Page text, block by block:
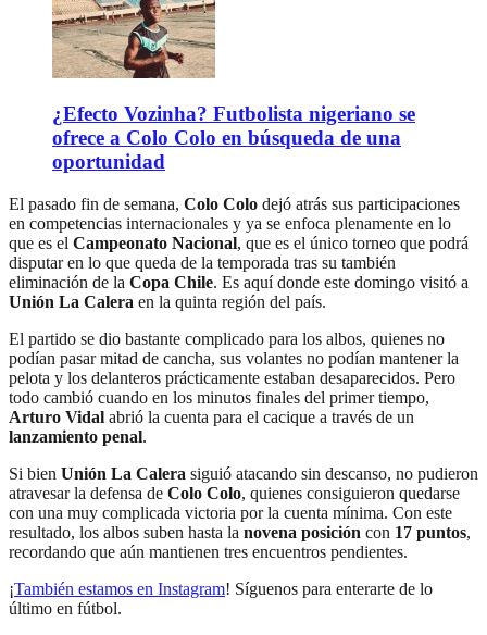
¿Efecto Vozinha? Futbolista nigeriano se
ofrece a Colo Colo en búsqueda de una
oportunidad
El pasado fin de semana, Colo Colo dejó atrás sus participaciones
en competencias internacionales y ya se enfoca plenamente en lo
que es el Campeonato Nacional, que es el único torneo que podrá
disputar en lo que queda de la temporada tras su también
eliminación de la Copa Chile. Es aquí donde este domingo visitó a
Unión La Calera en la quinta región del país.
El partido se dio bastante complicado para los albos, quienes no
podían pasar mitad de cancha, sus volantes no podían mantener la
pelota y los delanteros prácticamente estaban desaparecidos. Pero
todo cambió cuando en los minutos finales del primer tiempo,
Arturo Vidal abrió la cuenta para el cacique a través de un
lanzamiento penal.
Si bien Unión La Calera siguió atacando sin descanso, no pudieron
atravesar la defensa de Colo Colo, quienes consiguieron quedarse
con una muy complicada victoria por la cuenta mínima. Con este
resultado, los albos suben hasta la novena posición con 17 puntos,
recordando que aún mantienen tres encuentros pendientes.
¡También estamos en Instagram! Síguenos para enterarte de lo
último en fútbol.